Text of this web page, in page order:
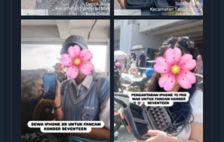
rental iphone jakarta rental iphone jakarta